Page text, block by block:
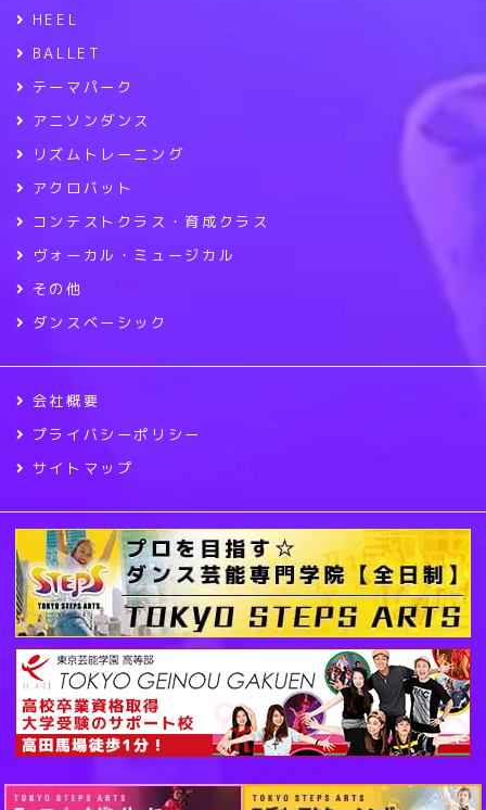
HEEL
BALLET
テーマパーク
アニソンダンス
リズムトレーニング
アクロバット
コンテストクラス・育成クラス
ヴォーカル・ミュージカル
その他
ダンスベーシック
会社概要
プライバシーポリシー
サイトマップ